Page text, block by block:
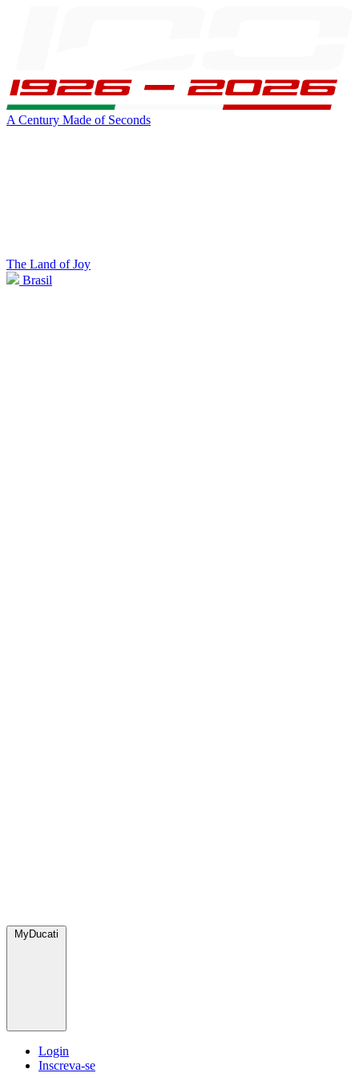
A Century Made of Seconds
The Land of Joy
Brasil
MyDucati
Login
Inscreva-se